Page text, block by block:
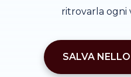
ritrovarla ogni
SALVA